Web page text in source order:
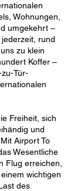
Wohnungen,
umgekehrt –
rund
zu klein
Koffer –
Tür-
Freiheit, sich
und
Airport To
Wesentliche
Flug erreichen,
wichtigen
des